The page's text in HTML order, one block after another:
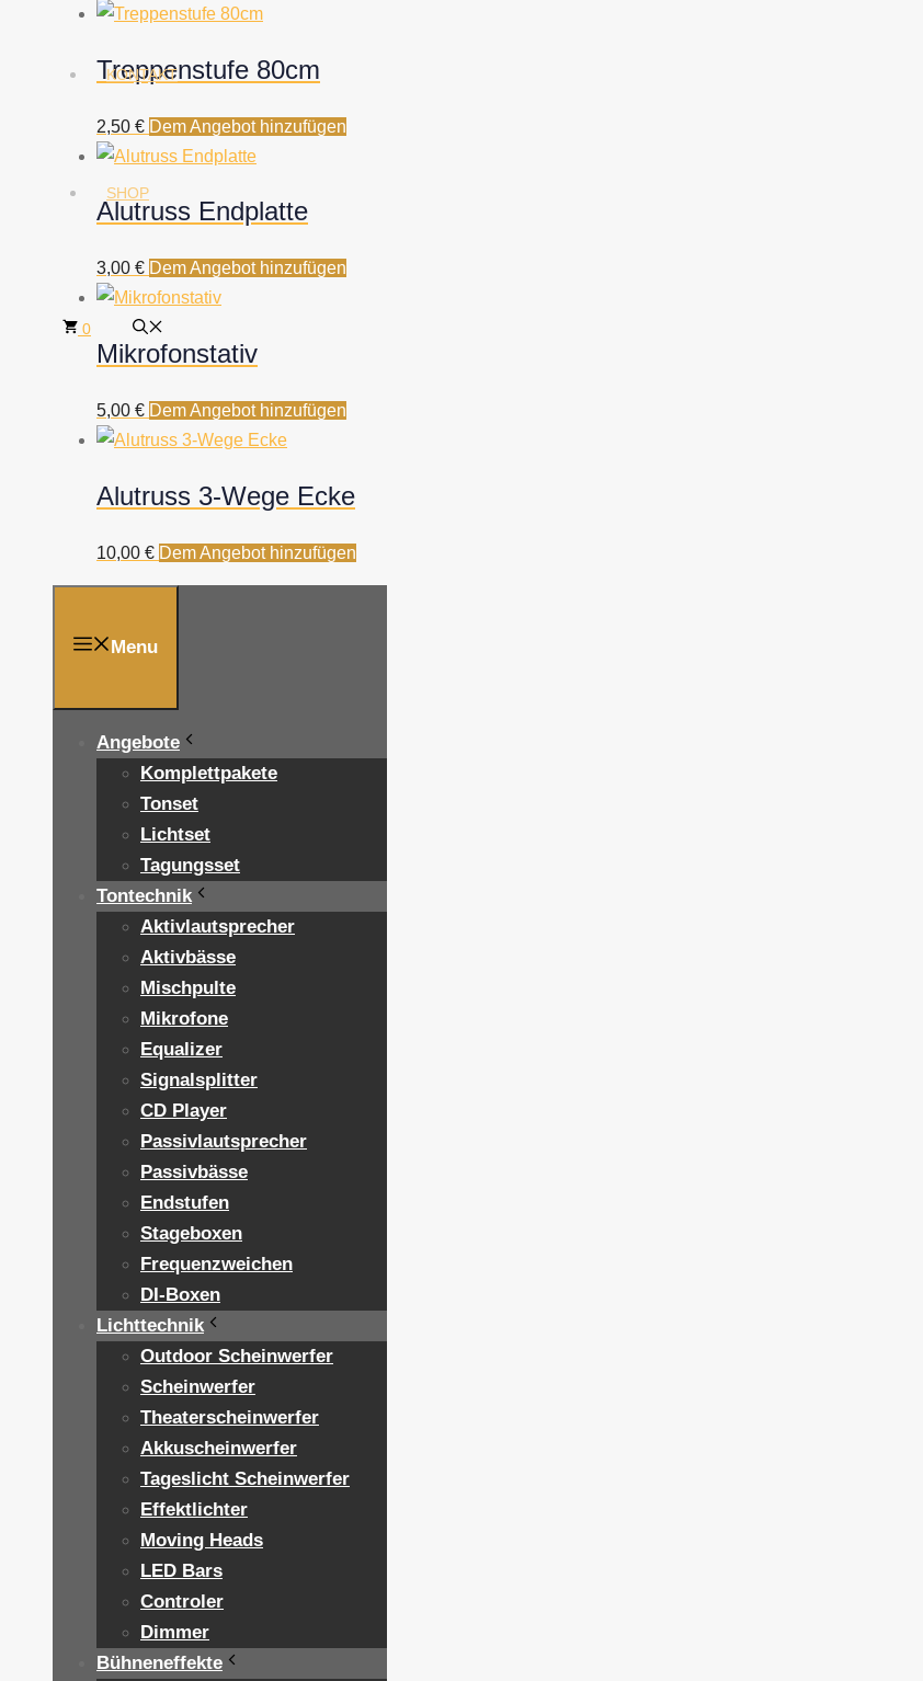
KONTAKT
SHOP
0
Treppenstufe 80cm
2,50 € Dem Angebot hinzufügen
Alutruss Endplatte
3,00 € Dem Angebot hinzufügen
Mikrofonstativ
5,00 € Dem Angebot hinzufügen
Alutruss 3-Wege Ecke
10,00 € Dem Angebot hinzufügen
Menu
Angebote
Komplettpakete
Tonset
Lichtset
Tagungsset
Tontechnik
Aktivlautsprecher
Aktivbässe
Mischpulte
Mikrofone
Equalizer
Signalsplitter
CD Player
Passivlautsprecher
Passivbässe
Endstufen
Stageboxen
Frequenzweichen
DI-Boxen
Lichttechnik
Outdoor Scheinwerfer
Scheinwerfer
Theaterscheinwerfer
Akkuscheinwerfer
Tageslicht Scheinwerfer
Effektlichter
Moving Heads
LED Bars
Controler
Dimmer
Bühneneffekte